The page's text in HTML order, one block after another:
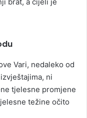
brat, a cijeli je
Vari, nedaleko od
ni
tjelesne promjene
težine očito